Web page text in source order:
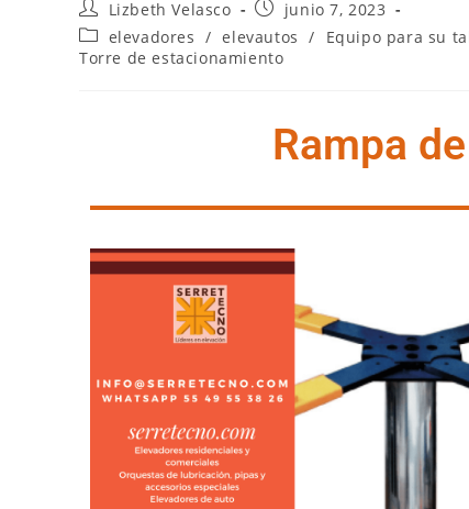
Lizbeth Velasco
junio 7, 2023
elevadores / elevautos / Equipo para su
Torre de estacionamiento
Rampa